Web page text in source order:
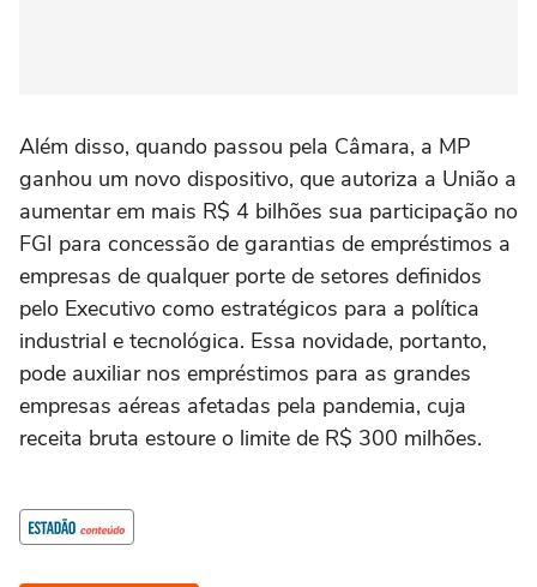
Além disso, quando passou pela Câmara, a MP
ganhou um novo dispositivo, que autoriza a União a
aumentar em mais R$ 4 bilhões sua participação no
FGI para concessão de garantias de empréstimos a
empresas de qualquer porte de setores definidos
pelo Executivo como estratégicos para a política
industrial e tecnológica. Essa novidade, portanto,
pode auxiliar nos empréstimos para as grandes
empresas aéreas afetadas pela pandemia, cuja
receita bruta estoure o limite de R$ 300 milhões.